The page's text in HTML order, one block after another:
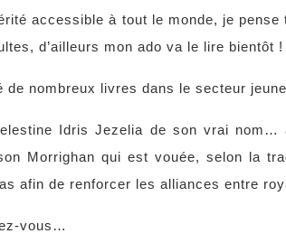
accessible à tout le monde, je pense
d’ailleurs mon ado va le lire bientôt !
de nombreux livres dans le secteur
Idris Jezelia de son vrai nom…
Morrighan qui est vouée, selon la
afin de renforcer les alliances entre
vous…